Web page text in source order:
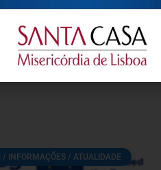
/ INFORMAÇÕES / ATUALIDADE